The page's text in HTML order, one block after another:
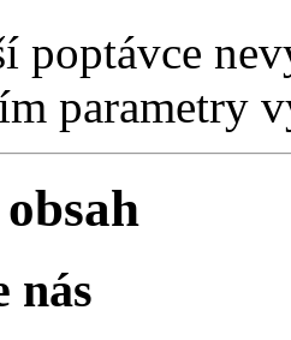
poptávce
parametry
nás